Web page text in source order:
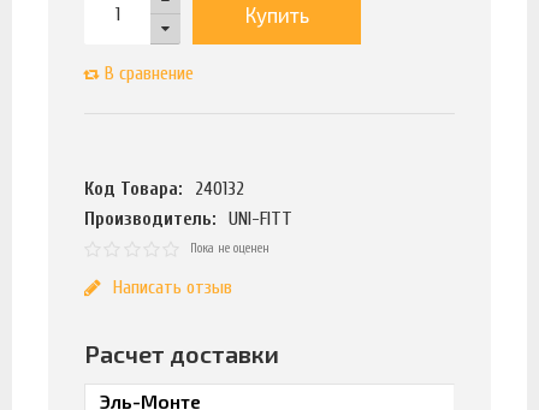
Купить
В сравнение
Код Товара:
240132
Производитель:
UNI-FITT
Пока не оценен
Написать отзыв
Расчет доставки